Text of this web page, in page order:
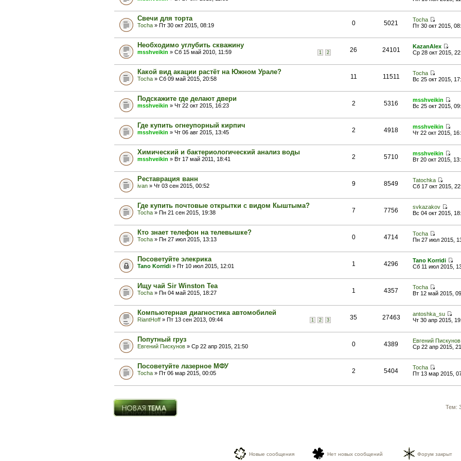
Свечи для торта
Tocha » Пт 30 окт 2015, 08:19 0 5021
Tocha
Пт 30 окт 2015,
Необходимо углубить скважину
1 2
msshveikin » Сб 15 май 2010, 11:59 26 24101
KazanAlex
Ср 28 окт 2015,
Какой вид акации растёт на Южном Урале?
Tocha » Сб 09 май 2015, 20:58 11 11511
Tocha
Вс 25 окт 2015,
Подскажите где делают двери
msshveikin » Чт 22 окт 2015, 16:23 2 5316
msshveikin
Вс 25 окт 2015,
Где купить огнеупорный кирпич
msshveikin » Чт 06 авг 2015, 13:45 2 4918
msshveikin
Чт 22 окт 2015,
Химический и бактериологический анализ воды
msshveikin » Вт 17 май 2011, 18:41 2 5710
msshveikin
Вт 20 окт 2015,
Реставрация ванн
ivan » Чт 03 сен 2015, 00:52 9 8549
Tatochka
Сб 17 окт 2015,
Где купить почтовые открытки с видом Кыштыма?
Tocha » Пн 21 сен 2015, 19:38 7 7756
svkazakov
Вс 04 окт 2015,
Кто знает телефон на телевышке?
Tocha » Пн 27 июл 2015, 13:13 0 4714
Tocha
Пн 27 июл 2015,
Посоветуйте элекрика
Tano Korridi » Пт 10 июл 2015, 12:01 1 4296
Tano Korridi
Сб 11 июл 2015,
Ищу чай Sir Winston Tea
Tocha » Пн 04 май 2015, 18:27 1 4357
Tocha
Вт 12 май 2015,
Компьютерная диагностика автомобилей
1 2 3
RiantHoff » Пт 13 сен 2013, 09:44 35 27463
antoshka_su
Чт 30 апр 2015,
Попутный груз
Евгений Пискунов » Ср 22 апр 2015, 21:50 0 4389
Евгений Пискунов
Ср 22 апр 2015,
Посоветуйте лазерное МФУ
Tocha » Пт 06 мар 2015, 00:05 2 5404
Tocha
Пт 13 мар 2015,
Новая тема
Тем:
Новые сообщения Нет новых сообщений Форум закрыт